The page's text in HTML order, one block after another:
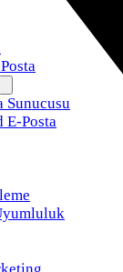
Sunucusu
E-Posta